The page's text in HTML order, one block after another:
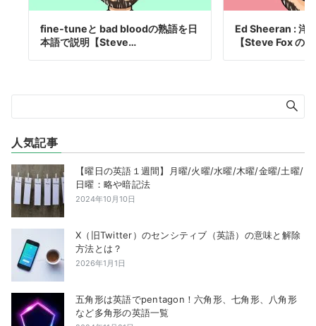
fine-tuneと bad bloodの熟語を日
本語で説明【Steve…
Ed Sheeran : 洋
【Steve Fox の
人気記事
【曜日の英語１週間】月曜/火曜/水曜/木曜/金曜/土曜/
日曜：略や暗記法
2024年10月10日
X（旧Twitter）のセンシティブ（英語）の意味と解除
方法とは？
2026年1月1日
五角形は英語でpentagon！六角形、七角形、八角形
など多角形の英語一覧